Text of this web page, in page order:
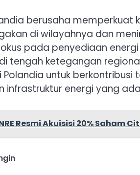
berusaha
di wilayahnya dan
pada penyediaan
tengah ketegangan
untuk
infrastruktur energi yang
Resmi Akuisisi 20% Saham